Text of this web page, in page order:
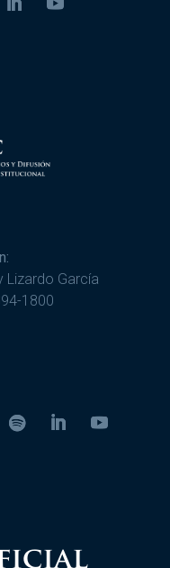
Lizardo García
1800